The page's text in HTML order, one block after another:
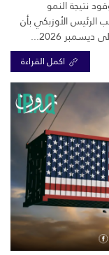
نتيجة النمو
الرئيس الأوزبكي بأن
2026...
اكمل القراءة